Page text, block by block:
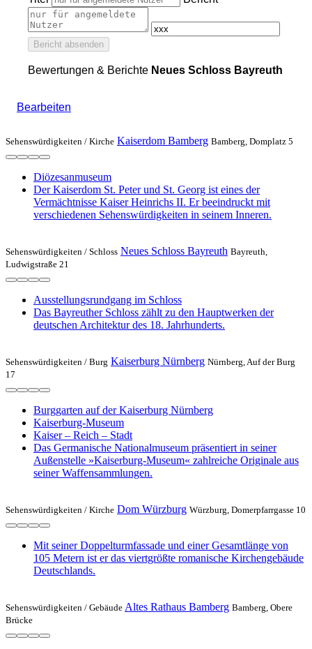
Bericht absenden
Bewertungen & Berichte Neues Schloss Bayreuth
Bearbeiten
Sehenswürdigkeiten / Kirche Kaiserdom Bamberg Bamberg, Domplatz 5
Diözesanmuseum
Der Kaiserdom St. Peter und St. Georg ist eines der
Vermächtnisse Kaiser Heinrichs II. Er beeindruckt mit
verschiedenen Sehenswürdigkeiten in seinem Inneren.
Sehenswürdigkeiten / Schloss Neues Schloss Bayreuth Bayreuth,
Ludwigstraße 21
Ausstellungsrundgang im Schloss
Das Bayreuther Schloss zählt zu den Hauptwerken der
deutschen Architektur des 18. Jahrhunderts.
Sehenswürdigkeiten / Burg Kaiserburg Nürnberg Nürnberg, Auf der Burg
17
Burggarten auf der Kaiserburg Nürnberg
Kaiserburg-Museum
Kaiser – Reich – Stadt
Das Germanische Nationalmuseum präsentiert in seiner
Außenstelle »Kaiserburg-Museum« zahlreiche Originale aus
seiner Waffensammlungen.
Sehenswürdigkeiten / Kirche Dom Würzburg Würzburg, Domerpfarrgasse 10
Mit seiner Doppelturmfassade und einer Gesamtlänge von
105 Metern ist er das viertgrößte romanische Kirchengebäude
Deutschlands.
Sehenswürdigkeiten / Gebäude Altes Rathaus Bamberg Bamberg, Obere
Brücke